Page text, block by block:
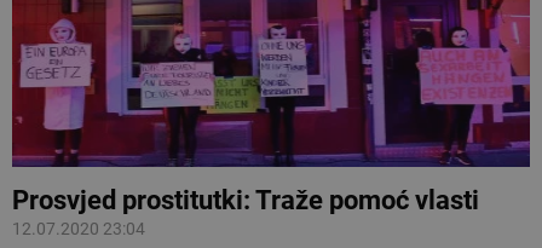
Prosvjed prostitutki: Traže pomoć vlasti
12.07.2020 23:04